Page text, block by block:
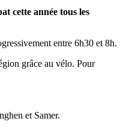
cette année tous les
entre 6h30 et 8h.
grâce au vélo. Pour
et Samer.